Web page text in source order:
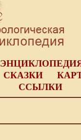
СКАЗКИ
ССЫЛКИ